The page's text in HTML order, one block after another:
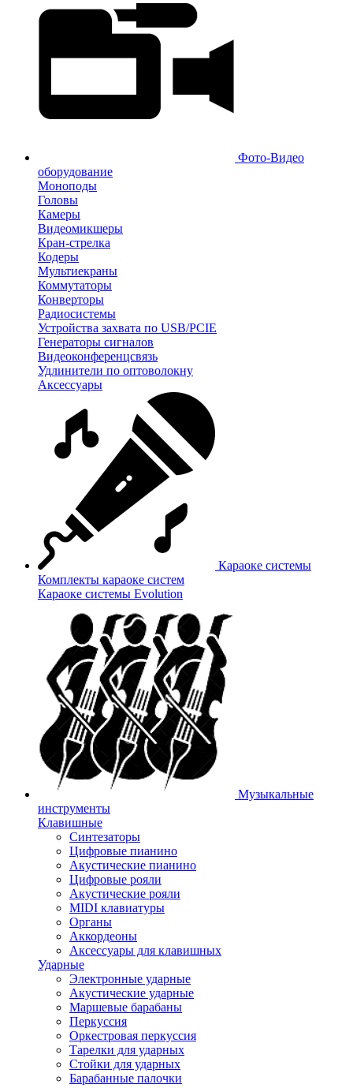
Фото-Видео
оборудование
Моноподы
Головы
Камеры
Видеомикшеры
Кран-стрелка
Кодеры
Мультиекраны
Коммутаторы
Конверторы
Радиосистемы
Устройства захвата по USB/PCIE
Генераторы сигналов
Видеоконференцсвязь
Удлинители по оптоволокну
Аксессуары
Караоке системы
Комплекты караоке систем
Караоке системы Evolution
Музыкальные
инструменты
Клавишные
Синтезаторы
Цифровые пианино
Акустические пианино
Цифровые рояли
Акустические рояли
MIDI клавиатуры
Органы
Аккордеоны
Аксессуары для клавишных
Ударные
Электронные ударные
Акустические ударные
Маршевые барабаны
Перкуссия
Оркестровая перкуссия
Тарелки для ударных
Стойки для ударных
Барабанные палочки